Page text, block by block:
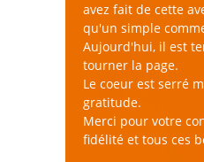
avez fait de cette
qu'un simple
Aujourd'hui, il est
tourner la page.
Le coeur est serré
gratitude.
Merci pour votre
fidélité et tous ces